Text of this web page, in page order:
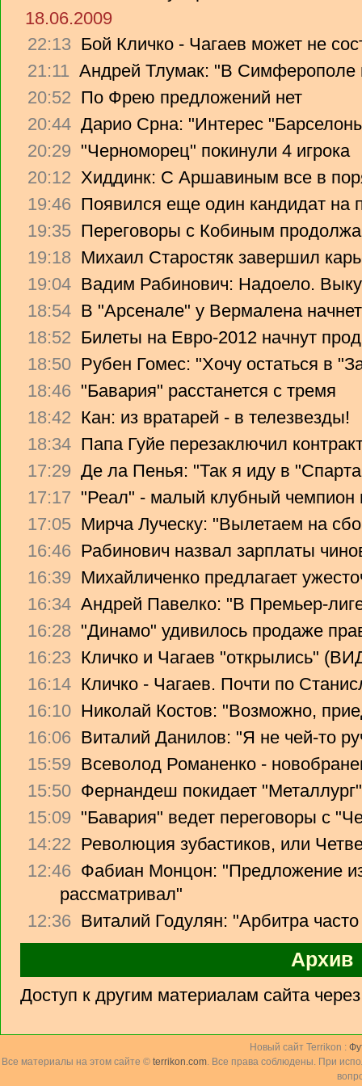
18.06.2009
22:13 Бой Кличко - Чагаев может не
21:11 Андрей Тлумак: "В Симферополе
20:52 По Фрею предложений нет
20:44 Дарио Срна: "Интерес
20:29 "Черноморец" покинули 4 игрока
20:12 Хиддинк: С Аршавиным все в
19:46 Появился еще один кандидат на
19:35 Переговоры с Кобиным
19:18 Михаил Старостяк завершил
19:04 Вадим Рабинович: Надоело.
18:54 В "Арсенале" у Вермалена
18:52 Билеты на Евро-2012 начнут
18:50 Рубен Гомес: "Хочу остаться в
18:46 "Бавария" расстанется с тремя
18:42 Кан: из вратарей - в телезвезды!
18:34 Папа Гуйе перезаключил
17:29 Де ла Пенья: "Так я иду в
17:17 "Реал" - малый клубный чемпион
17:05 Мирча Луческу: "Вылетаем на
16:46 Рабинович назвал зарплаты
16:39 Михайличенко предлагает
16:34 Андрей Павелко: "В Премьер-
16:28 "Динамо" удивилось продаже
16:23 Кличко и Чагаев "открылись"
16:14 Кличко - Чагаев. Почти по
16:10 Николай Костов: "Возможно,
16:06 Виталий Данилов: "Я не чей-то
15:59 Всеволод Романенко -
15:50 Фернандеш покидает "Металлург"
15:09 "Бавария" ведет переговоры с
14:22 Революция зубастиков, или
12:46 Фабиан Монцон: "Предложение
рассматривал"
12:36 Виталий Годулян: "Арбитра
Архив
Доступ к другим материалам сайта
Новый сайт Terrikon :
Все материалы на этом сайте © terrikon.com. Все права соблюдены. При